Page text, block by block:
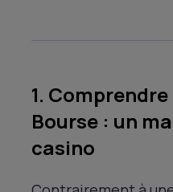
1. Comprendre
Bourse : un
casino